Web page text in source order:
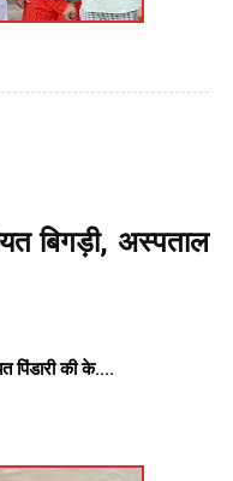
बिगड़ी, अस्पताल
पिंडारीकी के....